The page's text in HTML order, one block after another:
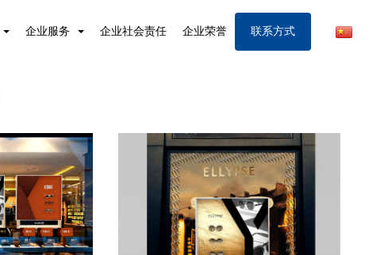
企业服务 企业社会责任 企业荣誉 联系方式